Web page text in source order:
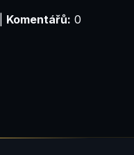
Komentářů: 0